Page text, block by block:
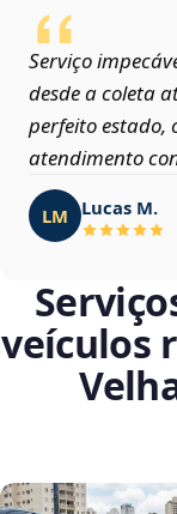
Serviço
desde a coleta
perfeito estado,
atendimento
LM Lucas M.
veículos